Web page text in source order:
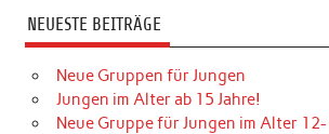
NEUESTE BEITRÄGE
Neue Gruppen für Jungen
Jungen im Alter ab 15 Jahre!
Neue Gruppe für Jungen im Alter 12-